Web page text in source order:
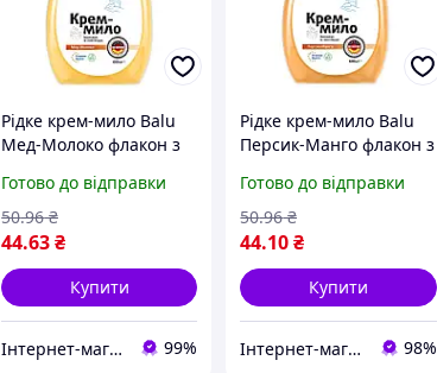
Рідке крем-мило Balu
Мед-Молоко флакон з
Готово до відправки
44.63₴
50.96 ₴
Купити
Інтернет-магазин "Esto" 99%
Рідке крем-мило Balu
Персик-Манго флакон з
Готово до відправки
44.10₴
50.96 ₴
Купити
Інтернет-магазин "КosmoSwit" 98%